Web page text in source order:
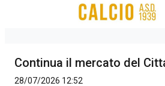
Continua il mercato del
28/07/2026 12:52